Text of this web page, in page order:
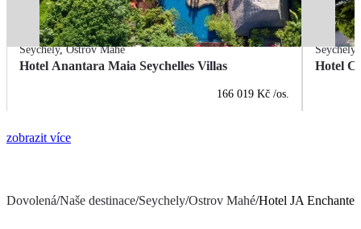
Seychely,Ostrov Mahé
Hotel Anantara Maia Seychelles Villas
166 019 Kč /os.
Seychely
Hotel
zobrazit více
Dovolená/Naše destinace/Seychely/Ostrov Mahé/Hotel JA